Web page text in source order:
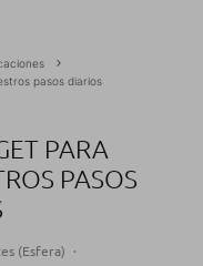
pasos diarios
PARA
PASOS
(Esfera) ·